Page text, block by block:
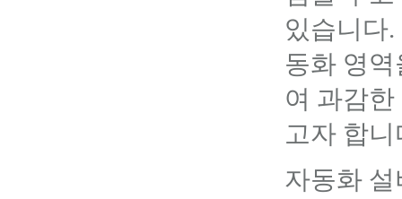
있습니다
동화 영
여 과감
고자 합니
자동화